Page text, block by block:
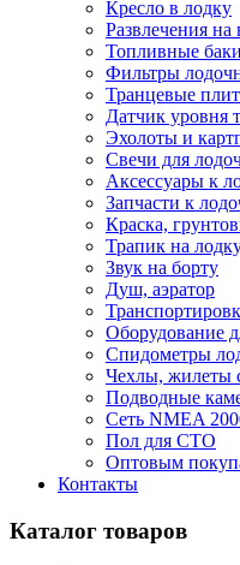
Кресло в лодку
Развлечения на
Топливные баки
Фильтры
Транцевые
Датчик уровня
Эхолоты и
Cвечи для
Аксессуары к
Запчасти к
Краска,
Трапик на
Звук на борту
Душ, аэратор
Оборудование
Спидометры
Чехлы, жилеты
Подводные
Сеть NMEA
Пол для СТО
Оптовым
Контакты
Каталог товаров